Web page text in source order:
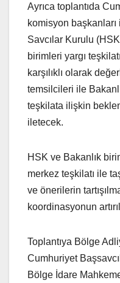
Ayrıca toplantıda
komisyon
Savcılar Kurulu
birimleri yargı
karşılıklı olarak
temsilcileri ile
teşkilata ilişkin
iletecek.
HSK ve Bakanlık
merkez teşkilatı ile
ve önerilerin
koordinasyonun
Toplantıya Bölge
Cumhuriyet
Bölge İdare